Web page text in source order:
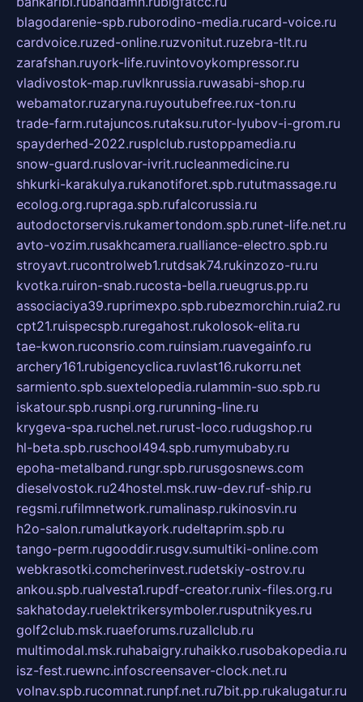
blagodarenie-spb.ruborodino-media.rucard-voice.ru
cardvoice.ruzed-online.ruzvonitut.ruzebra-tlt.ru
zarafshan.ruyork-life.ruvintovoykompressor.ru
vladivostok-map.ruvlknrussia.ruwasabi-shop.ru
webamator.ruzaryna.ruyoutubefree.rux-ton.ru
trade-farm.rutajuncos.rutaksu.rutor-lyubov-i-grom.ru
spayderhed-2022.rusplclub.rustoppamedia.ru
snow-guard.ruslovar-ivrit.rucleanmedicine.ru
shkurki-karakulya.rukanotiforet.spb.rututmassage.ru
ecolog.org.rupraga.spb.rufalcorussia.ru
autodoctorservis.rukamertondom.spb.runet-life.net.ru
avto-vozim.rusakhcamera.rualliance-electro.spb.ru
stroyavt.rucontrolweb1.rutdsak74.rukinzozo-ru.ru
kvotka.ruiron-snab.rucosta-bella.rueugrus.pp.ru
associaciya39.ruprimexpo.spb.rubezmorchin.ruia2.ru
cpt21.ruispecspb.ruregahost.rukolosok-elita.ru
tae-kwon.ruconsrio.com.ruinsiam.ruavegainfo.ru
archery161.rubigencyclica.ruvlast16.rukorru.net
sarmiento.spb.suextelopedia.rulammin-suo.spb.ru
iskatour.spb.rusnpi.org.rurunning-line.ru
krygeva-spa.ruchel.net.rurust-loco.rudugshop.ru
hl-beta.spb.ruschool494.spb.rumymubaby.ru
epoha-metalband.rungr.spb.rurusgosnews.com
dieselvostok.ru24hostel.msk.ruw-dev.ruf-ship.ru
regsmi.rufilmnetwork.rumalinasp.rukinosvin.ru
h2o-salon.rumalutkayork.rudeltaprim.spb.ru
tango-perm.rugooddir.rusgv.sumultiki-online.com
webkrasotki.comcherinvest.rudetskiy-ostrov.ru
ankou.spb.rualvesta1.rupdf-creator.runix-files.org.ru
sakhatoday.ruelektrikersymboler.rusputnikyes.ru
golf2club.msk.ruaeforums.ruzallclub.ru
multimodal.msk.ruhabaigry.ruhaikko.rusobakopedia.ru
isz-fest.ruewnc.infoscreensaver-clock.net.ru
volnav.spb.rucomnat.runpf.net.ru7bit.pp.rukalugatur.ru